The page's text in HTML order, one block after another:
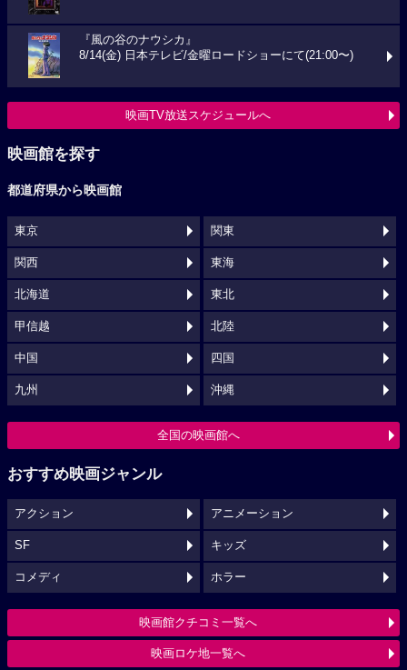
『風の谷のナウシカ』
8/14(金) 日本テレビ/金曜ロードショーにて(21:00〜)
映画TV放送スケジュールへ
映画館を探す
都道府県から映画館
東京 関東
関西 東海
北海道 東北
甲信越 北陸
中国 四国
九州 沖縄
全国の映画館へ
おすすめ映画ジャンル
アクション アニメーション
SF キッズ
コメディ ホラー
映画館クチコミ一覧へ
映画ロケ地一覧へ